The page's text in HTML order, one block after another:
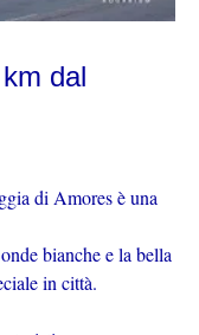
dal
di Amores è una
bianche e la bella
in città.